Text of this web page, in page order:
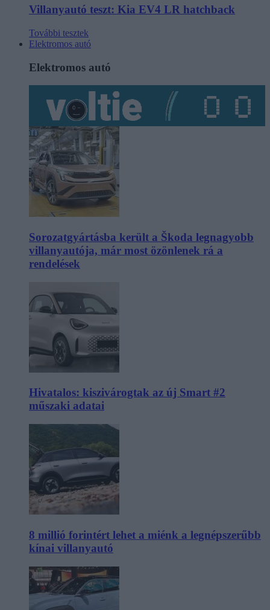
Villanyautó teszt: Kia EV4 LR hatchback
További tesztek
Elektromos autó
Elektromos autó
Sorozatgyártásba került a Škoda legnagyobb
villanyautója, már most özönlenek rá a
rendelések
Hivatalos: kiszivárogtak az új Smart #2
műszaki adatai
8 millió forintért lehet a miénk a legnépszerűbb
kínai villanyautó